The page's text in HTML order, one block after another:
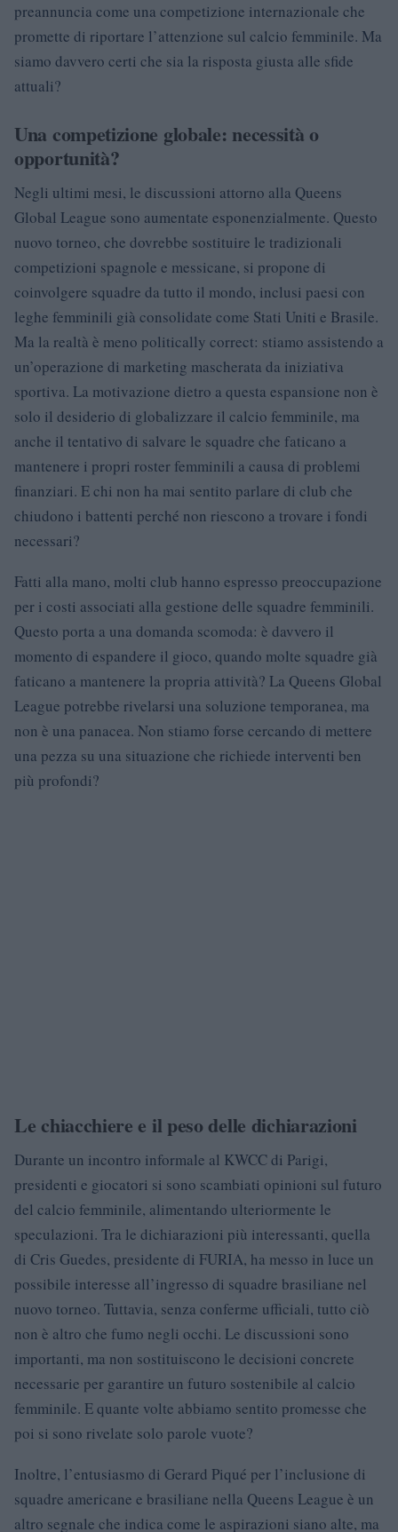
preannuncia come una competizione internazionale che
promette di riportare l’attenzione sul calcio femminile. Ma
siamo davvero certi che sia la risposta giusta alle sfide
attuali?
Una competizione globale: necessità o
opportunità?
Negli ultimi mesi, le discussioni attorno alla Queens
Global League sono aumentate esponenzialmente. Questo
nuovo torneo, che dovrebbe sostituire le tradizionali
competizioni spagnole e messicane, si propone di
coinvolgere squadre da tutto il mondo, inclusi paesi con
leghe femminili già consolidate come Stati Uniti e Brasile.
Ma la realtà è meno politically correct: stiamo assistendo a
un’operazione di marketing mascherata da iniziativa
sportiva. La motivazione dietro a questa espansione non è
solo il desiderio di globalizzare il calcio femminile, ma
anche il tentativo di salvare le squadre che faticano a
mantenere i propri roster femminili a causa di problemi
finanziari. E chi non ha mai sentito parlare di club che
chiudono i battenti perché non riescono a trovare i fondi
necessari?
Fatti alla mano, molti club hanno espresso preoccupazione
per i costi associati alla gestione delle squadre femminili.
Questo porta a una domanda scomoda: è davvero il
momento di espandere il gioco, quando molte squadre già
faticano a mantenere la propria attività? La Queens Global
League potrebbe rivelarsi una soluzione temporanea, ma
non è una panacea. Non stiamo forse cercando di mettere
una pezza su una situazione che richiede interventi ben
più profondi?
Le chiacchiere e il peso delle dichiarazioni
Durante un incontro informale al KWCC di Parigi,
presidenti e giocatori si sono scambiati opinioni sul futuro
del calcio femminile, alimentando ulteriormente le
speculazioni. Tra le dichiarazioni più interessanti, quella
di Cris Guedes, presidente di FURIA, ha messo in luce un
possibile interesse all’ingresso di squadre brasiliane nel
nuovo torneo. Tuttavia, senza conferme ufficiali, tutto ciò
non è altro che fumo negli occhi. Le discussioni sono
importanti, ma non sostituiscono le decisioni concrete
necessarie per garantire un futuro sostenibile al calcio
femminile. E quante volte abbiamo sentito promesse che
poi si sono rivelate solo parole vuote?
Inoltre, l’entusiasmo di Gerard Piqué per l’inclusione di
squadre americane e brasiliane nella Queens League è un
altro segnale che indica come le aspirazioni siano alte, ma